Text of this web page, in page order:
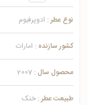
نوع عطر : ادوپرفیوم
کشور سازنده : امارات
محصول سال : 2007
طبیعت عطر : خنک